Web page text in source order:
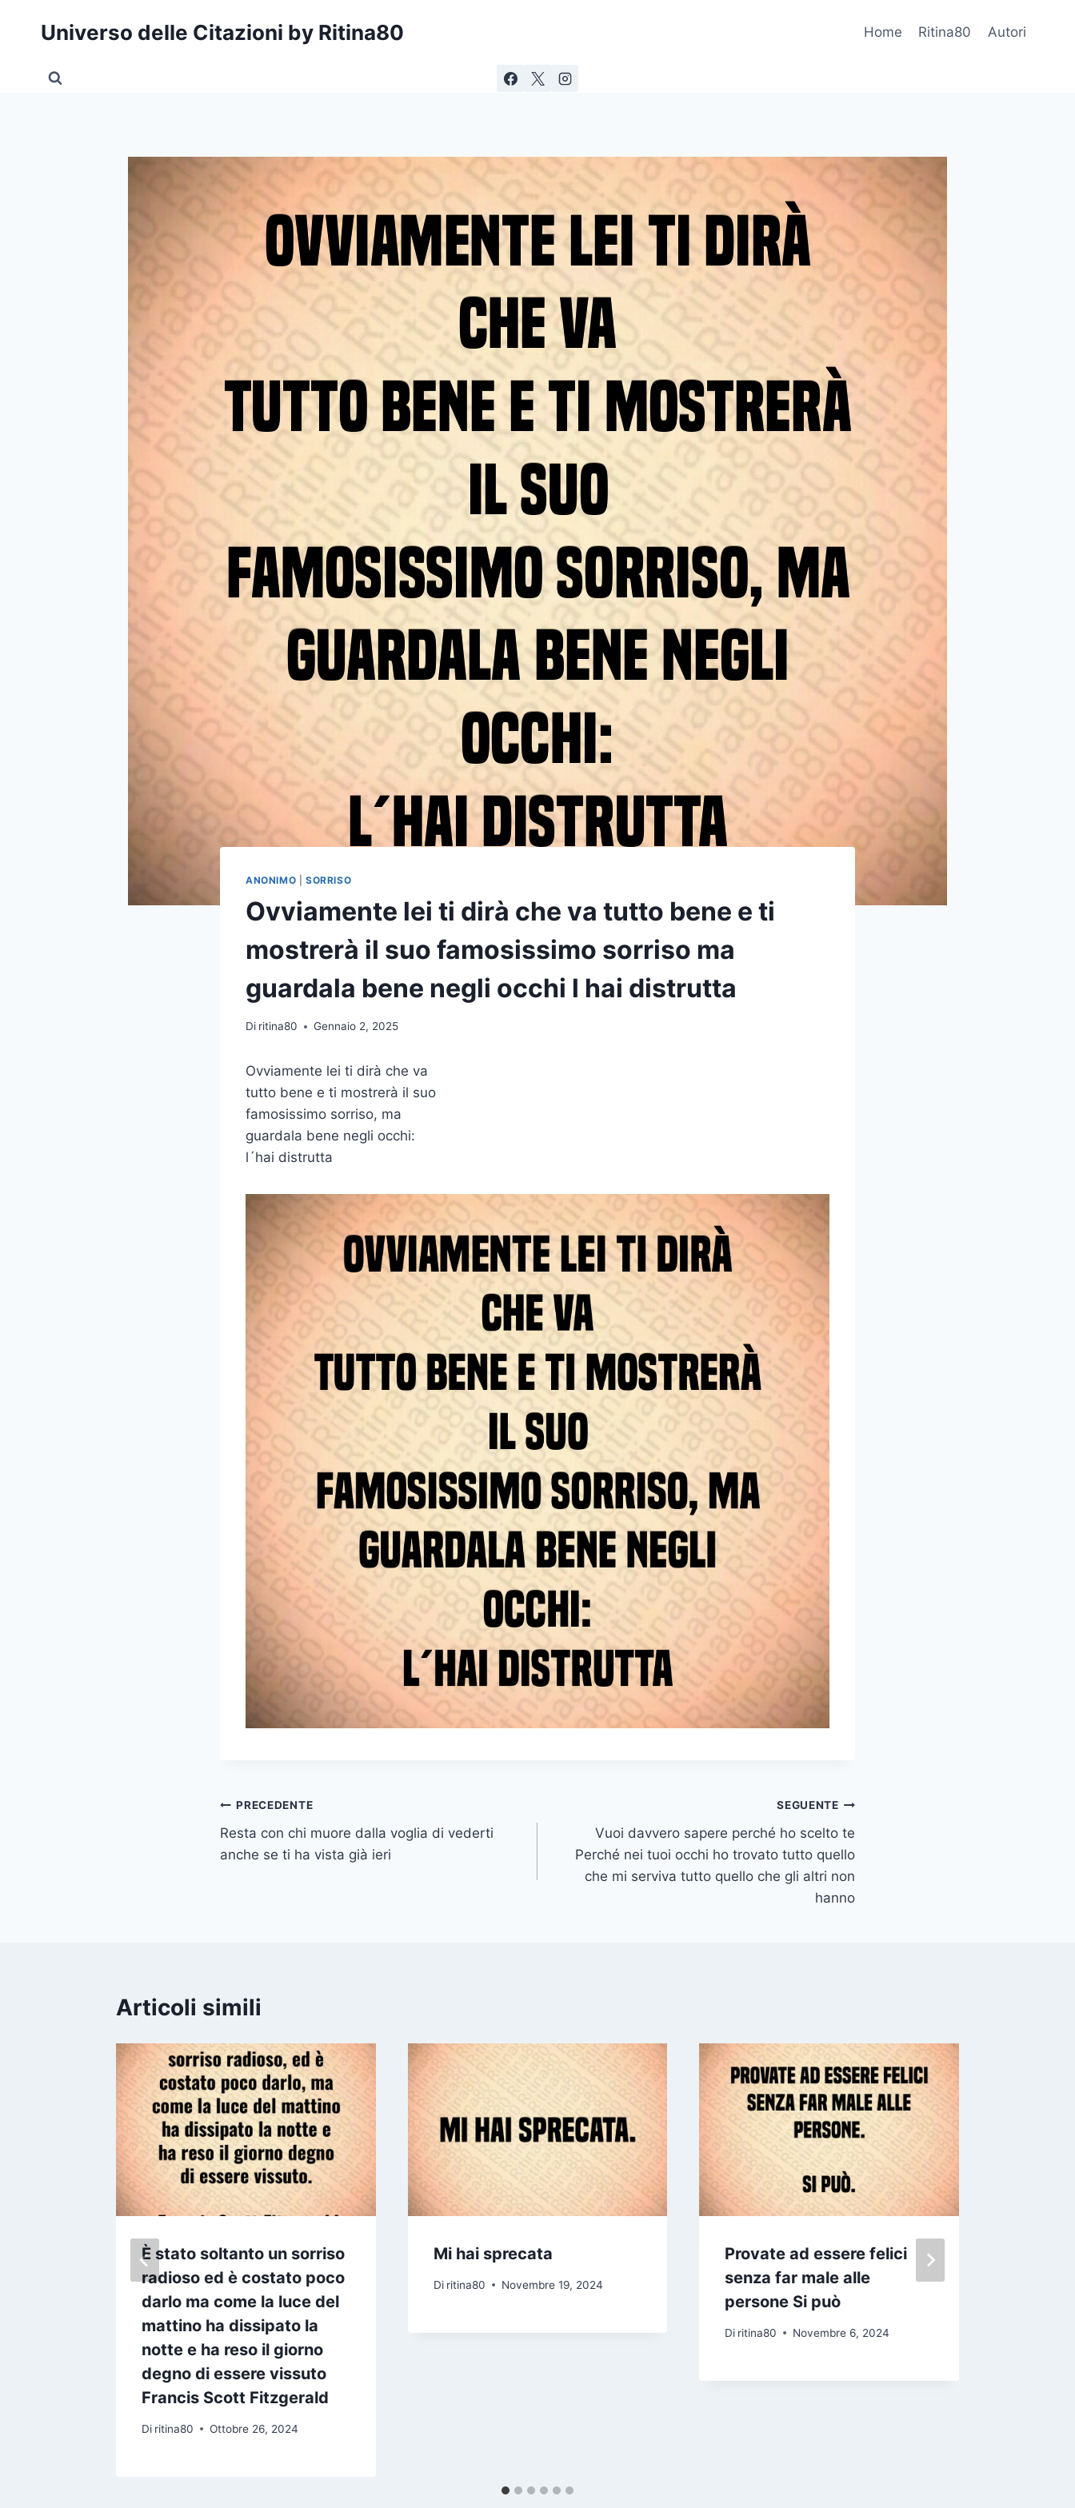
Universo delle Citazioni by Ritina80 Home Ritina80 Autori
ANONIMO SORRISO
Ovviamente lei ti dirà che va tutto bene e ti
mostrerà il suo famosissimo sorriso ma
guardala bene negli occhi l hai distrutta
Di ritina80 Gennaio 2, 2025
Ovviamente lei ti dirà che va
tutto bene e ti mostrerà il suo
famosissimo sorriso, ma
guardala bene negli occhi:
l´hai distrutta
Navigazione
articoli
PRECEDENTE
Resta con chi muore dalla voglia di vederti
anche se ti ha vista già ieri
SEGUENTE
Vuoi davvero sapere perché ho scelto te
Perché nei tuoi occhi ho trovato tutto quello
che mi serviva tutto quello che gli altri non
hanno
Articoli simili
È stato soltanto un sorriso
radioso ed è costato poco
darlo ma come la luce del
mattino ha dissipato la
notte e ha reso il giorno
degno di essere vissuto
Francis Scott Fitzgerald
Di ritina80 Ottobre 26, 2024
Mi hai sprecata
Di ritina80 Novembre 19, 2024
Provate ad essere felici
senza far male alle
persone Si può
Di ritina80 Novembre 6, 2024